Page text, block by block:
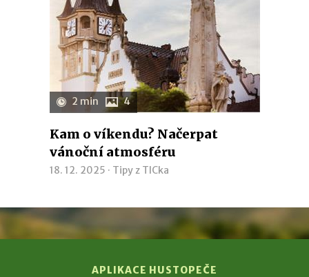
2 min 4
Kam o víkendu? Načerpat
vánoční atmosféru
18. 12. 2025 · Tipy z TICka
APLIKACE HUSTOPEČE